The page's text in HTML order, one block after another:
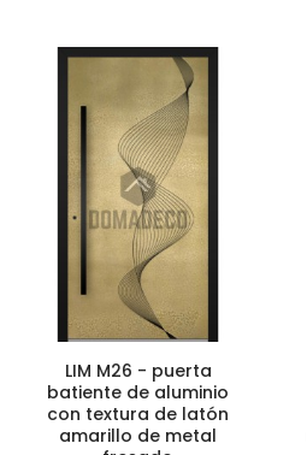
LIM M26 - puerta
batiente de aluminio
con textura de latón
amarillo de metal